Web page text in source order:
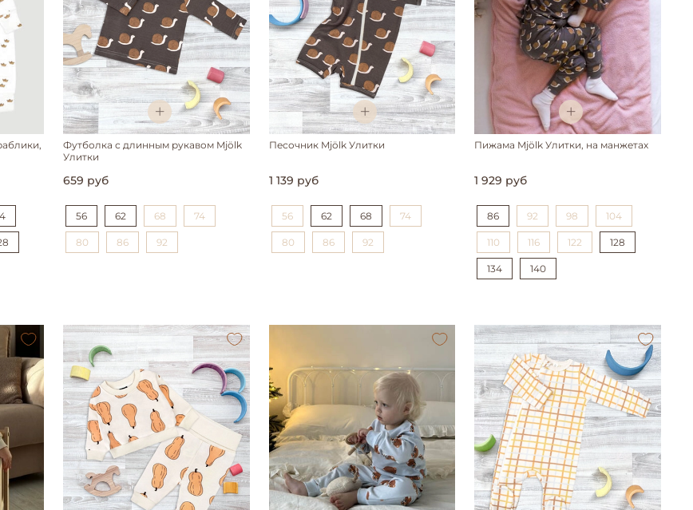
Футболка с длинным рукавом Mjölk
Улитки
659 руб
56 62 68 74
80 86 92
Песочник Mjölk Улитки
1 139 руб
56 62 68 74
80 86 92
Пижама Mjölk Улитки, на манжетах
1 929 руб
86 92 98 104
110 116 122 128
134 140